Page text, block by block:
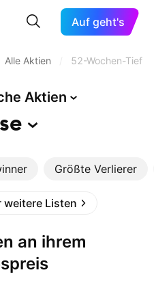
Auf geht's
Alle Aktien 52-Wochen-Tief
Aktien
Größte Verlierer
weitere Listen